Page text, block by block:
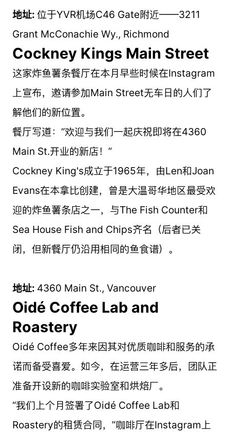
地址: 位于YVR机场C46 Gate附近——3211
Grant McConachie Wy., Richmond
Cockney Kings Main Street
这家炸鱼薯条餐厅在本月早些时候在Instagram
上宣布，邀请参加Main Street无车日的人们了
解他们的新位置。
餐厅写道：“欢迎与我们一起庆祝即将在4360
Main St.开业的新店！”
Cockney King's成立于1965年，由Len和Joan
Evans在本拿比创建，曾是大温哥华地区最受欢
迎的炸鱼薯条店之一，与The Fish Counter和
Sea House Fish and Chips齐名（后者已关
闭，但新餐厅仍沿用相同的鱼食谱）。
地址: 4360 Main St., Vancouver
Oidé Coffee Lab and
Roastery
Oidé Coffee多年来因其对优质咖啡和服务的承
诺而备受喜爱。如今，在运营三年多后，团队正
准备开设新的咖啡实验室和烘焙厂。
“我们上个月签署了Oidé Coffee Lab和
Roastery的租赁合同，”咖啡厅在Instagram上